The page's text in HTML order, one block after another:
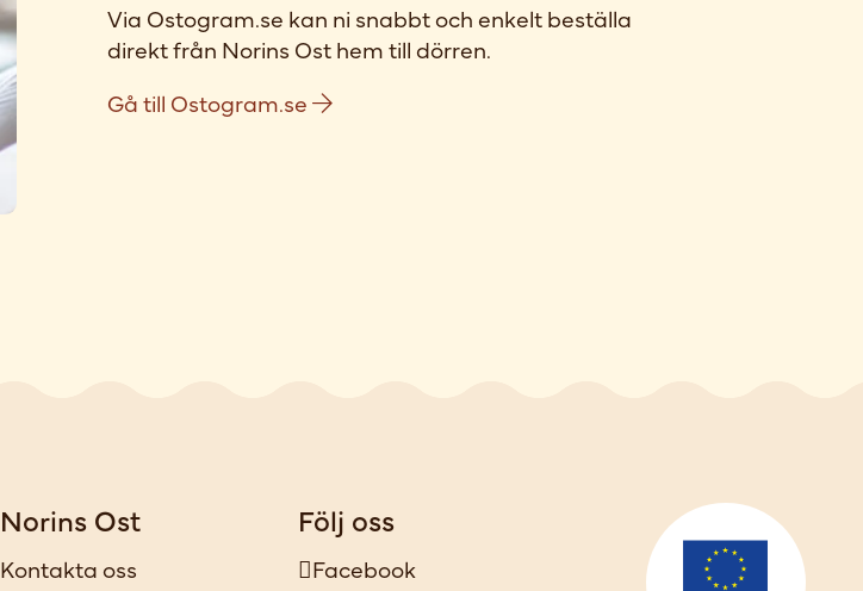
Via Ostogram.se kan ni snabbt och enkelt beställa
direkt från Norins Ost hem till dörren.
Gå till Ostogram.se
Norins Ost
Kontakta oss
Följ oss
Facebook